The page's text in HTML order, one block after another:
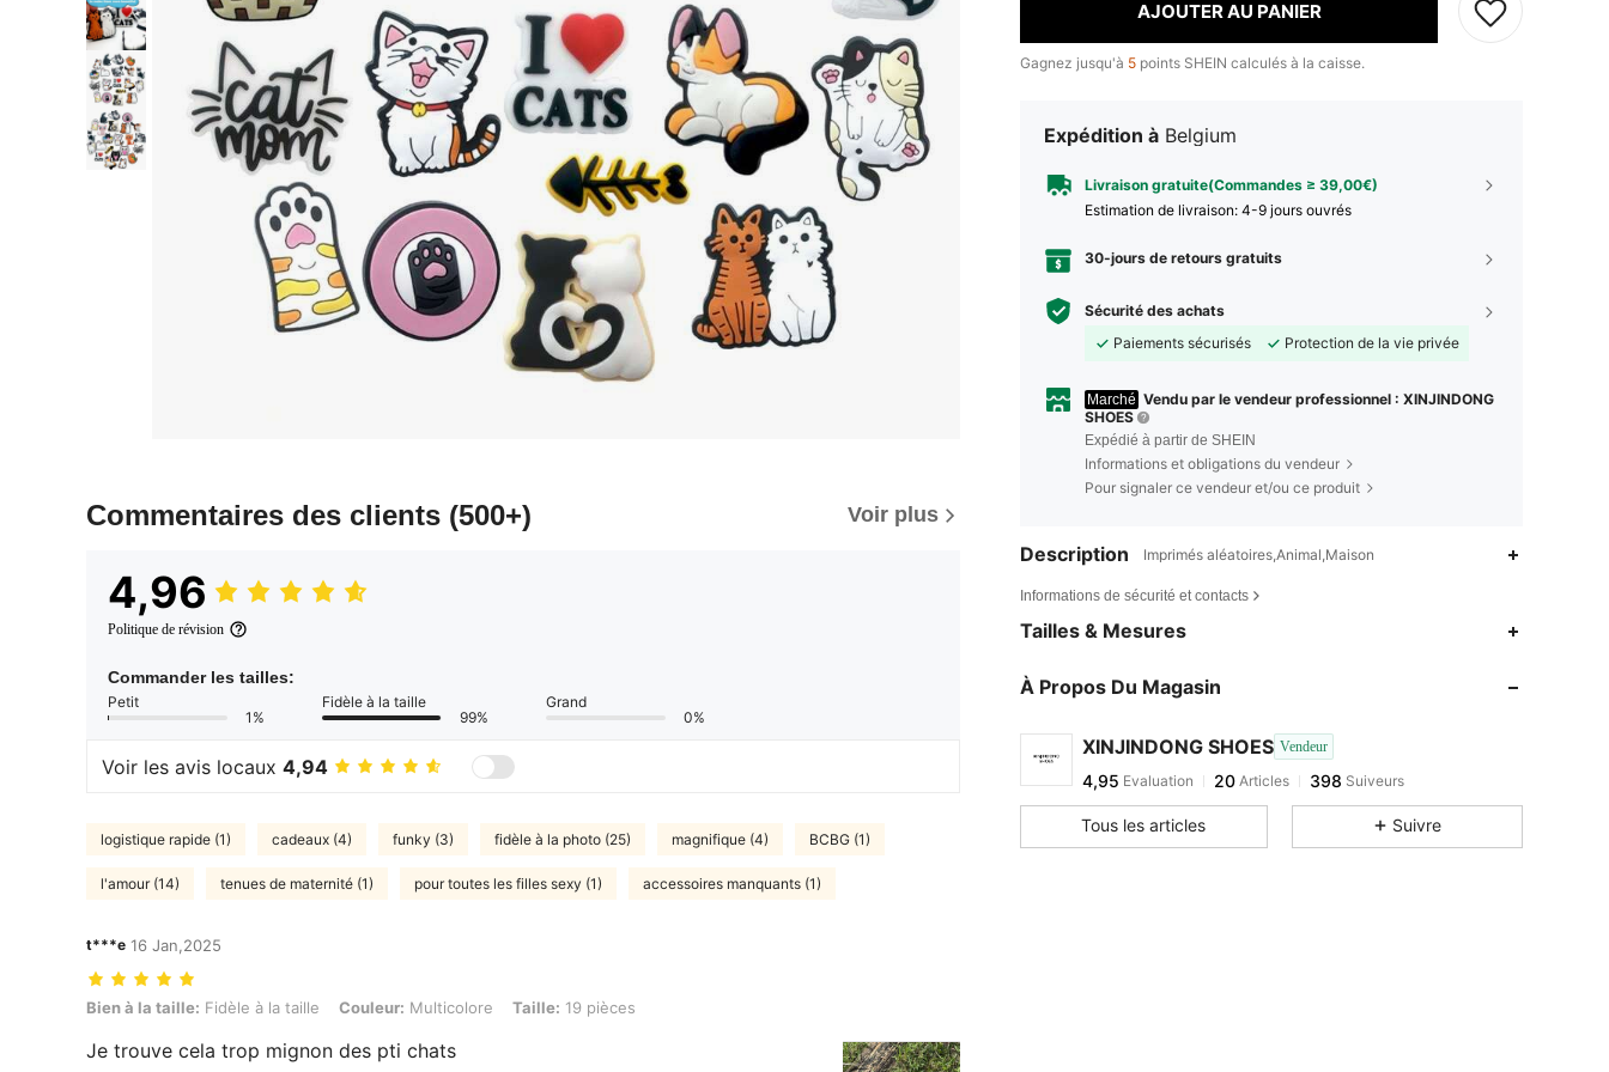
Commentaires des clients (500+) Voir plus
4,96
Politique de révision
Commander les tailles:
Petit
1%
Fidèle à la taille
99%
Grand
0%
Voir les avis locaux 4,94
logistique rapide (1) cadeaux (4) funky (3) fidèle à la photo (25) magnifique (4) BCBG (1)
l'amour (14) tenues de maternité (1) pour toutes les filles sexy (1) accessoires manquants (1)
t***e 16 Jan,2025
Bien à la taille: Fidèle à la taille, Couleur: Multicolore, Taille: 19 pièces
Bien à la taille: Fidèle à la taille Couleur: Multicolore Taille: 19 pièces
Je trouve cela trop mignon des pti chats
AJOUTER AU PANIER
Gagnez jusqu'à 5 points SHEIN calculés à la caisse.
Expédition à Belgium
Livraison gratuite(Commandes ≥ 39,00€)
Estimation de livraison: 4-9 jours ouvrés
30-jours de retours gratuits
Sécurité des achats
Paiements sécurisés
Protection de la vie privée
Marché Vendu par le vendeur professionnel : XINJINDONG
SHOES
Expédié à partir de SHEIN
Informations et obligations du vendeur
Pour signaler ce vendeur et/ou ce produit
Description Imprimés aléatoires,Animal,Maison
Informations de sécurité et contacts
Tailles & Mesures
À Propos Du Magasin
XINJINDONG SHOES Vendeur
4,95 Evaluation 20 Articles 398 Suiveurs
Tous les articles Suivre